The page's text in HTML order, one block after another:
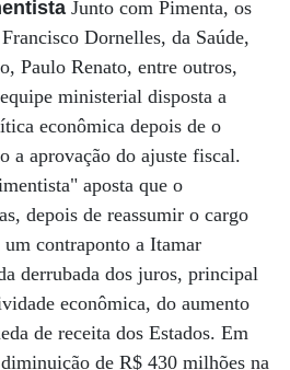
Junto com Pimenta, os
Dornelles, da Saúde,
Paulo Renato, entre outros,
ministerial disposta a
econômica depois de o
a aprovação do ajuste fiscal.
aposta que o
depois de reassumir o cargo
contraponto a Itamar
derrubada dos juros, principal
econômica, do aumento
de receita dos Estados. Em
de R$ 430 milhões na